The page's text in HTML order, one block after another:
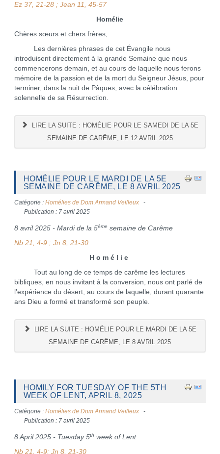
Ez 37, 21-28 ; Jean 11, 45-57
Homélie
Chères sœurs et chers frères,
Les dernières phrases de cet Évangile nous
introduisent directement à la grande Semaine que nous
commencerons demain, et au cours de laquelle nous ferons
mémoire de la passion et de la mort du Seigneur Jésus, pour
terminer, dans la nuit de Pâques, avec la célébration
solennelle de sa Résurrection.
LIRE LA SUITE : HOMÉLIE POUR LE SAMEDI DE LA 5E
SEMAINE DE CARÊME, LE 12 AVRIL 2025
HOMÉLIE POUR LE MARDI DE LA 5E
SEMAINE DE CARÊME, LE 8 AVRIL 2025
Catégorie : Homélies de Dom Armand Veilleux
Publication : 7 avril 2025
8 avril 2025 - Mardi de la 5ème semaine de Carême
Nb 21, 4-9 ; Jn 8, 21-30
H o m é l i e
Tout au long de ce temps de carême les lectures
bibliques, en nous invitant à la conversion, nous ont parlé de
l’expérience du désert, au cours de laquelle, durant quarante
ans Dieu a formé et transformé son peuple.
LIRE LA SUITE : HOMÉLIE POUR LE MARDI DE LA 5E
SEMAINE DE CARÊME, LE 8 AVRIL 2025
HOMILY FOR TUESDAY OF THE 5TH
WEEK OF LENT, APRIL 8, 2025
Catégorie : Homélies de Dom Armand Veilleux
Publication : 7 avril 2025
8 April 2025 - Tuesday 5th week of Lent
Nb 21, 4-9; Jn 8, 21-30